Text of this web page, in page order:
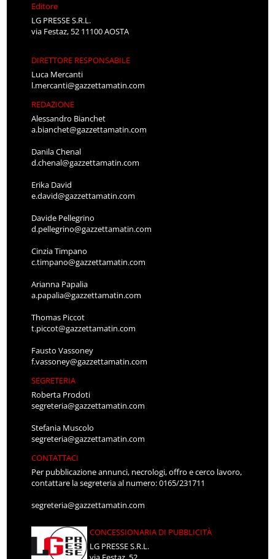
Editore
LG PRESSE S.R.L.
via Festaz, 52 11100 AOSTA
DIRETTORE RESPONSABILE
Luca Mercanti
l.mercanti@gazzettamatin.com
REDAZIONE
Alessandro Bianchet
a.bianchet@gazzettamatin.com
Danila Chenal
d.chenal@gazzettamatin.com
Erika David
e.david@gazzettamatin.com
Davide Pellegrino
d.pellegrino@gazzettamatin.com
Cinzia Timpano
c.timpano@gazzettamatin.com
Arianna Papalia
a.papalia@gazzettamatin.com
Thomas Piccot
t.piccot@gazzettamatin.com
Fausto Vassoney
f.vassoney@gazzettamatin.com
SEGRETERIA
Roberta Prodoti
segreteria@gazzettamatin.com
Stefania Muscolo
segreteria@gazzettamatin.com
CONTATTACI
Per pubblicazione annunci, necrologi, offro e cerco lavoro,
contattare la segreteria al numero: 0165/231711
segreteria@gazzettamatin.com
CONCESSIONARIA DI PUBBLICITÀ
LG PRESSE S.R.L.